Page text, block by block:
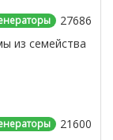
27686
из семейства
21600